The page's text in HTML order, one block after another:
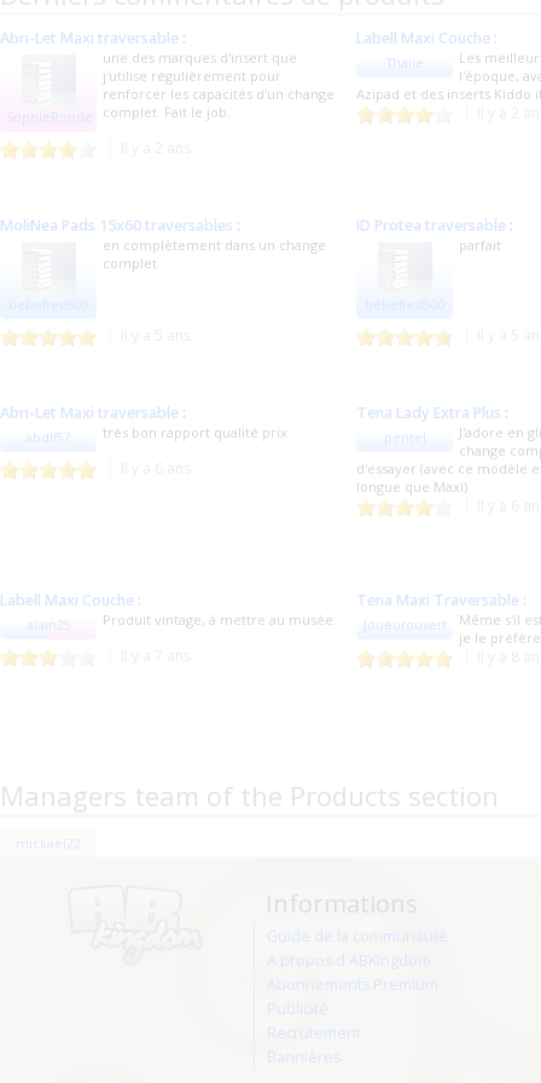
Abri-Let Maxi traversable :
SophieRonde
une des marques d'insert que
j'utilise régulièrement pour
renforcer les capacités d'un change
complet. Fait le job.
Labell Maxi Couche :
Thalie
Les
l'époque,
Azipad et des inserts Kiddo
MoliNea Pads 15x60 traversables :
en complètement dans un change
complet .
ID Protea traversable :
parfait
Abri-Let Maxi traversable :
abdlf57 très bon rapport qualité prix
Tena Lady Extra Plus :
pentel
J'adore en
change
d'essayer (avec ce modèle
longue que Maxi)
Labell Maxi Couche :
alain25 Produit vintage, à mettre au musée.
Tena Maxi Traversable :
Joueurouvert
Même s'il
je le
Managers team of the Products section
mickael22
Informations
Guide de la communauté
A propos d'ABKingdom
Abonnements Premium
Publicité
Recrutement
Bannières